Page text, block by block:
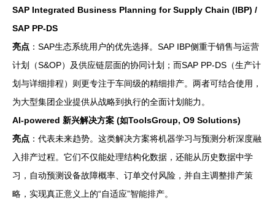
SAP Integrated Business Planning for Supply Chain (IBP) /
SAP PP-DS
亮点 ：SAP生态系统用户的优先选择。SAP IBP侧重于销售与运营
计划（S&OP）及供应链层面的协同计划；而SAP PP-DS（生产计
划与详细排程）则更专注于车间级的精细排产。两者可结合使用，
为大型集团企业提供从战略到执行的全面计划能力。
AI-powered 新兴解决方案 (如ToolsGroup, O9 Solutions)
亮点 ：代表未来趋势。这类解决方案将机器学习与预测分析深度融
入排产过程。它们不仅能处理结构化数据，还能从历史数据中学
习，自动预测设备故障概率、订单交付风险，并自主调整排产策
略，实现真正意义上的“自适应”智能排产。